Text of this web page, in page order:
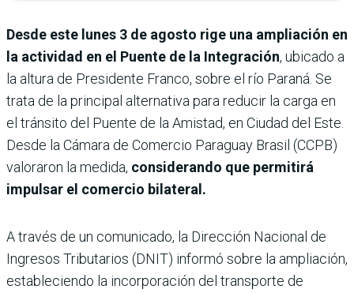
Desde este lunes 3 de agosto rige una ampliación en
la actividad en el Puente de la Integración, ubicado a
la altura de Presidente Franco, sobre el río Paraná. Se
trata de la principal alternativa para reducir la carga en
el tránsito del Puente de la Amistad, en Ciudad del Este.
Desde la Cámara de Comercio Paraguay Brasil (CCPB)
valoraron la medida, considerando que permitirá
impulsar el comercio bilateral.
A través de un comunicado, la Dirección Nacional de
Ingresos Tributarios (DNIT) informó sobre la ampliación,
estableciendo la incorporación del transporte de